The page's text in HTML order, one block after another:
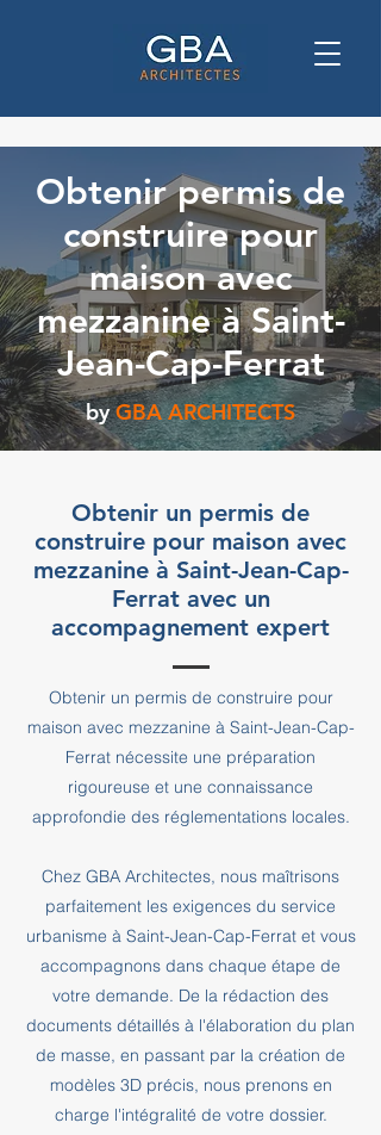
Obtenir permis de
construire pour
maison avec
mezzanine à Saint-
Jean-Cap-Ferrat
by GBA ARCHITECTS
Obtenir un permis de
construire pour maison avec
mezzanine à Saint-Jean-Cap-
Ferrat avec un
accompagnement expert
Obtenir un permis de construire pour
maison avec mezzanine à Saint-Jean-Cap-
Ferrat nécessite une préparation
rigoureuse et une connaissance
approfondie des réglementations locales.
Chez GBA Architectes, nous maîtrisons
parfaitement les exigences du service
urbanisme à Saint-Jean-Cap-Ferrat et vous
accompagnons dans chaque étape de
votre demande. De la rédaction des
documents détaillés à l'élaboration du plan
de masse, en passant par la création de
modèles 3D précis, nous prenons en
charge l'intégralité de votre dossier.